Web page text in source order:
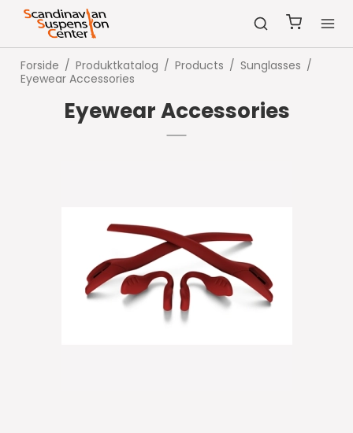
Forside / Produktkatalog / Products / Sunglasses /
Eyewear Accessories
Eyewear Accessories